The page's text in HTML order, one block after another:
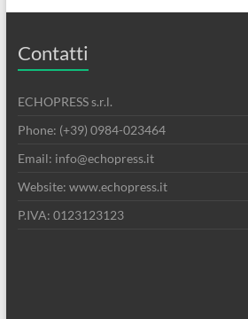
Contatti
ECHOPRESS s.r.l.
Phone: (+39) 0984-023464
Email: info@echopress.it
Website: www.echopress.it
P.IVA: 0123123123